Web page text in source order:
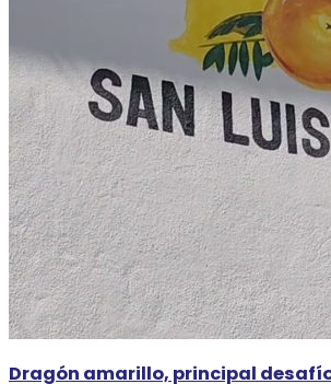
Dragón amarillo, principal